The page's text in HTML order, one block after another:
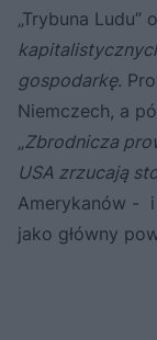
„Trybuna Ludu”
gospodarkę.
Niemczech, a
„Zbrodnicza
USA zrzucają
Amerykanów -
jako główny